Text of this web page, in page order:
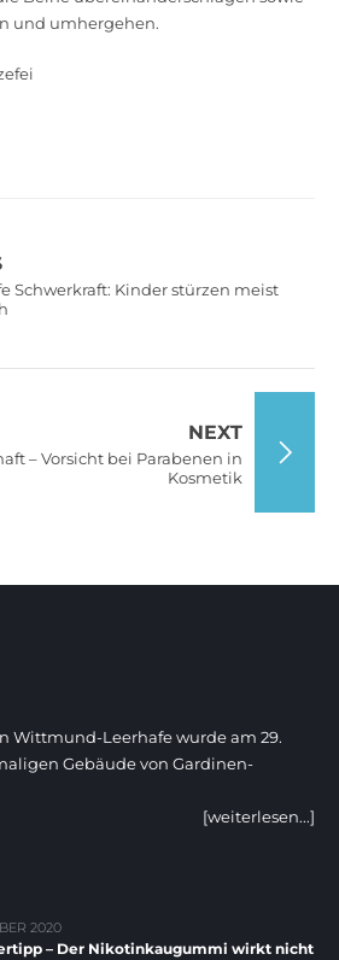
und umhergehen.
Schwerkraft: Kinder stürzen meist
NEXT
– Vorsicht bei Parabenen in
Kosmetik
Wittmund-Leerhafe wurde am 29.
Gebäude von Gardinen-
[weiterlesen...]
2020
– Der Nikotinkaugummi wirkt nicht